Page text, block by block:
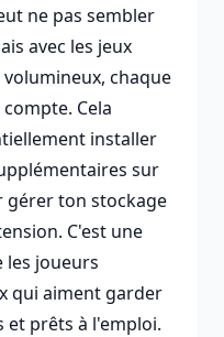
ne pas sembler
avec les jeux
chaque
Cela
installer
sur
gérer ton stockage
C'est une
joueurs
qui aiment garder
et prêts à l'emploi.